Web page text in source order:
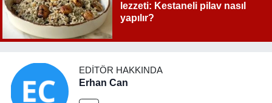
lezzeti: Kestaneli pilav nasıl
yapılır?
EDITÖR HAKKINDA
Erhan Can